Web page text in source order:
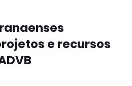
e recursos